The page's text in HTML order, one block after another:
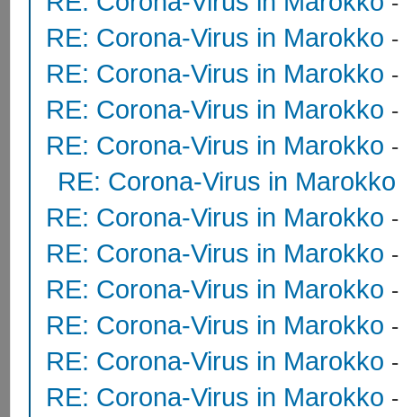
RE: Corona-Virus in Marokko
RE: Corona-Virus in Marokko
RE: Corona-Virus in Marokko
RE: Corona-Virus in Marokko
RE: Corona-Virus in Marokko
RE: Corona-Virus in Marokko
RE: Corona-Virus in Marokko
RE: Corona-Virus in Marokko
RE: Corona-Virus in Marokko
RE: Corona-Virus in Marokko
RE: Corona-Virus in Marokko